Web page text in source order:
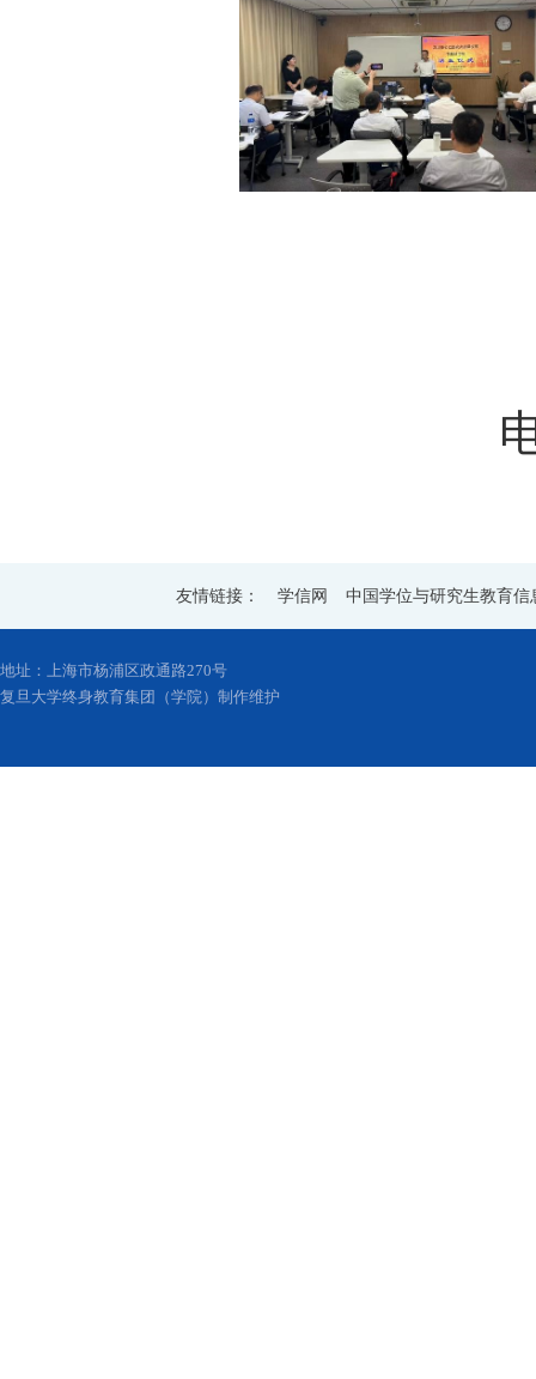
友情链接： 学信网 中国学位与研究生教育信
地址：上海市杨浦区政通路270号
复旦大学终身教育集团（学院）制作维护